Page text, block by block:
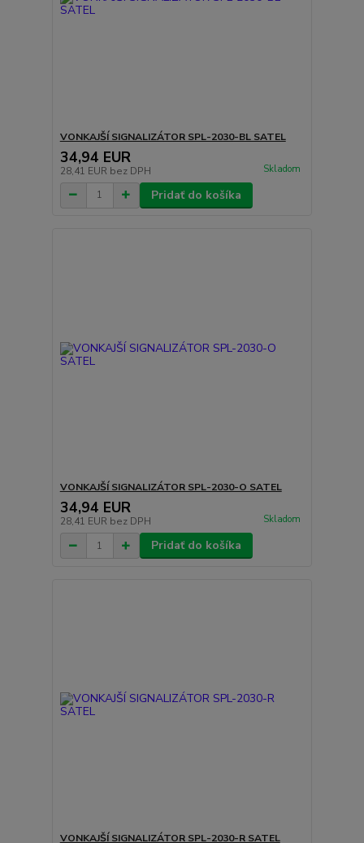
VONKAJŠÍ SIGNALIZÁTOR SPL-2030-BL SATEL
34,94 EUR
28,41 EUR bez DPH Skladom
Pridať do košíka
VONKAJŠÍ SIGNALIZÁTOR SPL-2030-O SATEL
34,94 EUR
28,41 EUR bez DPH Skladom
Pridať do košíka
VONKAJŠÍ SIGNALIZÁTOR SPL-2030-R SATEL